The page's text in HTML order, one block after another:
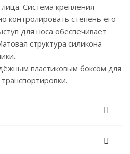
Система крепления
контролировать степень его
для носа обеспечивает
структура силикона
пластиковым боксом для